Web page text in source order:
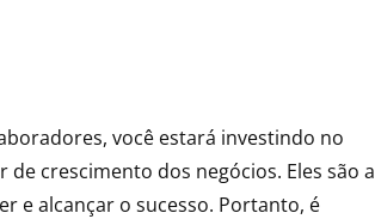
você estará investindo no
crescimento dos negócios. Eles são a
e alcançar o sucesso. Portanto, é